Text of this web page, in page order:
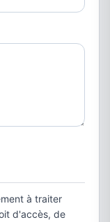
à traiter
d'accès, de